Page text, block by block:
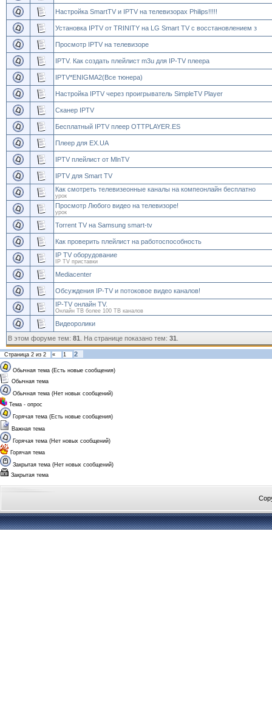
Настройка SmartTV и IPTV на телевизорах Philips!!!!!
Установка IPTV от TRINITY на LG Smart TV с восстановлением з
Просмотр IPTV на телевизоре
IPTV. Как создать плейлист m3u для IP-TV плеера
IPTV*ENIGMA2(Все тюнера)
Настройка IPTV через проигрыватель SimpleTV Player
Сканер IPTV
Бесплатный IPTV плеер OTTPLAYER.ES
Плеер для EX.UA
IPTV плейлист от MlnTV
IPTV для Smart TV
Как смотреть телевизеонные каналы на компеонлайн бесплатно
урок
Просмотр Любого видео на телевизоре!
урок
Torrent TV на Samsung smart-tv
Как проверить плейлист на работоспособность
IP TV оборудование
IP TV приставки
Mediacenter
Обсуждения IP-TV и потоковое видео каналов!
IP-TV онлайн TV.
Онлайн ТВ более 100 ТВ каналов
Видеоролики
В этом форуме тем: 81 . На странице показано тем: 31
Страница 2 из 2 « 1 2
Обычная тема (Есть новые сообщения)
Обычная тема
Обычная тема (Нет новых сообщений)
Тема - опрос
Горячая тема (Есть новые сообщения)
Важная тема
Горячая тема (Нет новых сообщений)
Горячая тема
Закрытая тема (Нет новых сообщений)
Закрытая тема